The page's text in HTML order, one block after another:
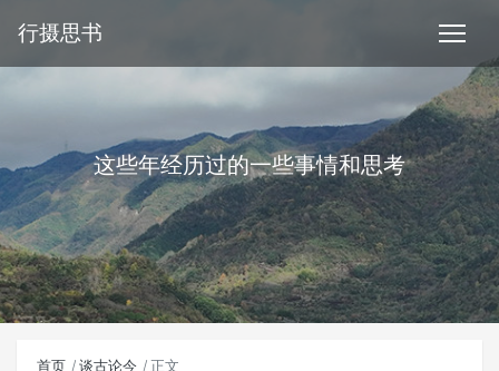
行摄思书
这些年经历过的一些事情和思考
首页 谈古论今 正文